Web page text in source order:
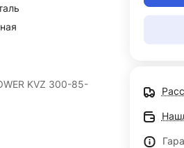
KVZ 300-85-